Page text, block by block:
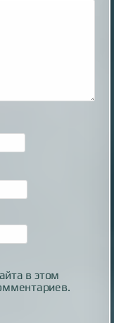
в этом